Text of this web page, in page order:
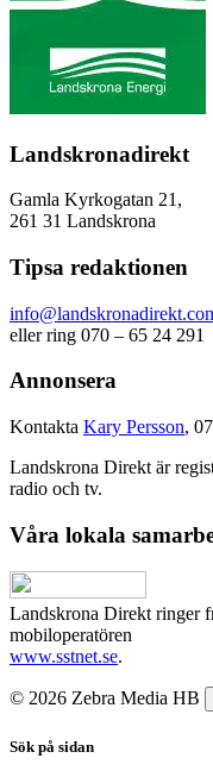
Landskronadirekt
Gamla Kyrkogatan 21,
261 31 Landskrona
Tipsa redaktionen
eller ring 070 – 65 24 291
Annonsera
Kontakta Kary Persson,
Landskrona Direkt är
radio och tv.
Våra lokala
Landskrona Direkt ringer
mobiloperatören
www.sstnet.se.
© 2026 Zebra Media HB
Sök på sidan